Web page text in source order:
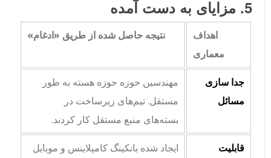
5. مزایای به دست آمده
اهداف
معماری
نتیجه حاصل شده از طریق«ادغام»
جدا سازی
مسائل
مهندسین حوزهحوزه هستهبه طور
مستقل. تیم‌های زیرساخت در
بسته‌های منبع مستقل کار کردند.
قابلیت
ایجاد شدهبانکینگ کامپلاینسو موبایل